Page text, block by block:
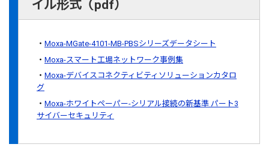
イル形式（pdf）
Moxa-MGate-4101-MB-PBSシリーズデータシート
Moxa-スマート工場ネットワーク事例集
Moxa-デバイスコネクティビティソリューションカタロ
グ
Moxa-ホワイトペーパー-シリアル接続の新基準 パート3
サイバーセキュリティ